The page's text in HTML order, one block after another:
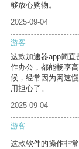
够放心购物。
2025-09-04
游客
这款加速器app简
作办公，都能畅享
候，经常因为网速
用担心了。
2025-09-04
游客
这款软件的操作非